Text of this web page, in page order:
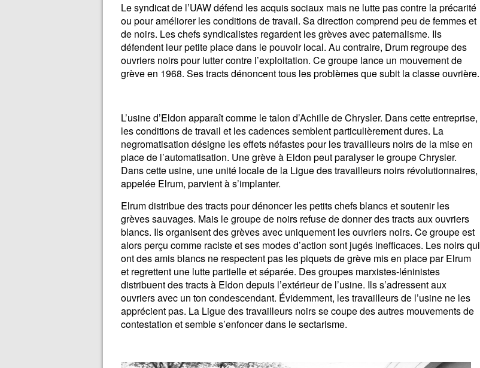
Le syndicat de l’UAW défend les acquis sociaux mais ne lutte pas contre la précarité
ou pour améliorer les conditions de travail. Sa direction comprend peu de femmes et
de noirs. Les chefs syndicalistes regardent les grèves avec paternalisme. Ils
défendent leur petite place dans le pouvoir local. Au contraire, Drum regroupe des
ouvriers noirs pour lutter contre l’exploitation. Ce groupe lance un mouvement de
grève en 1968. Ses tracts dénoncent tous les problèmes que subit la classe ouvrière.
L’usine d’Eldon apparaît comme le talon d’Achille de Chrysler. Dans cette entreprise,
les conditions de travail et les cadences semblent particulièrement dures. La
negromatisation désigne les effets néfastes pour les travailleurs noirs de la mise en
place de l’automatisation. Une grève à Eldon peut paralyser le groupe Chrysler.
Dans cette usine, une unité locale de la Ligue des travailleurs noirs révolutionnaires,
appelée Elrum, parvient à s’implanter.
Elrum distribue des tracts pour dénoncer les petits chefs blancs et soutenir les
grèves sauvages. Mais le groupe de noirs refuse de donner des tracts aux ouvriers
blancs. Ils organisent des grèves avec uniquement les ouvriers noirs. Ce groupe est
alors perçu comme raciste et ses modes d’action sont jugés inefficaces. Les noirs qui
ont des amis blancs ne respectent pas les piquets de grève mis en place par Elrum
et regrettent une lutte partielle et séparée. Des groupes marxistes-léninistes
distribuent des tracts à Eldon depuis l’extérieur de l’usine. Ils s’adressent aux
ouvriers avec un ton condescendant. Évidemment, les travailleurs de l’usine ne les
apprécient pas. La Ligue des travailleurs noirs se coupe des autres mouvements de
contestation et semble s’enfoncer dans le sectarisme.